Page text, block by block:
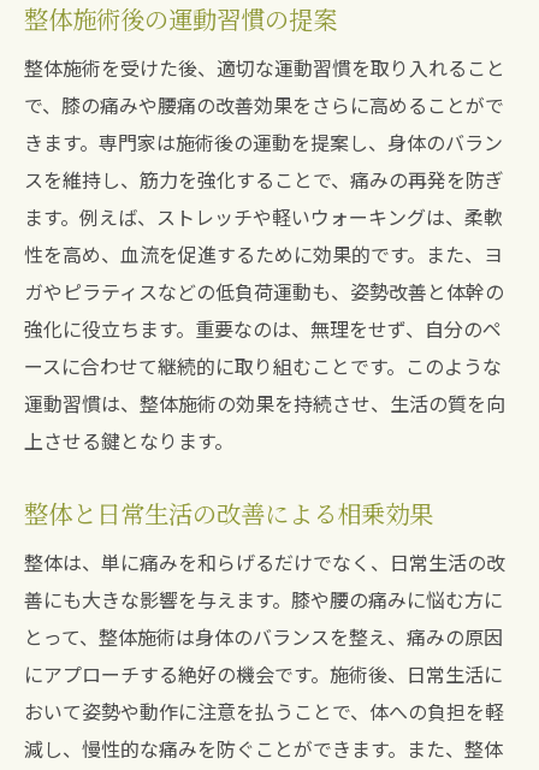
整体施術後の運動習慣の提案
整体施術を受けた後、適切な運動習慣を取り入れること
で、膝の痛みや腰痛の改善効果をさらに高めることがで
きます。専門家は施術後の運動を提案し、身体のバラン
スを維持し、筋力を強化することで、痛みの再発を防ぎ
ます。例えば、ストレッチや軽いウォーキングは、柔軟
性を高め、血流を促進するために効果的です。また、ヨ
ガやピラティスなどの低負荷運動も、姿勢改善と体幹の
強化に役立ちます。重要なのは、無理をせず、自分のペ
ースに合わせて継続的に取り組むことです。このような
運動習慣は、整体施術の効果を持続させ、生活の質を向
上させる鍵となります。
整体と日常生活の改善による相乗効果
整体は、単に痛みを和らげるだけでなく、日常生活の改
善にも大きな影響を与えます。膝や腰の痛みに悩む方に
とって、整体施術は身体のバランスを整え、痛みの原因
にアプローチする絶好の機会です。施術後、日常生活に
おいて姿勢や動作に注意を払うことで、体への負担を軽
減し、慢性的な痛みを防ぐことができます。また、整体